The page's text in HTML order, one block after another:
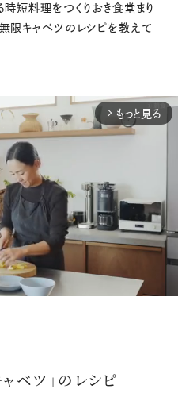
時短料理をつくりおき食堂まり
限キャベツのレシピを教えて
arrow_forward_ios もっと見る
e
ベツ」のレシピ